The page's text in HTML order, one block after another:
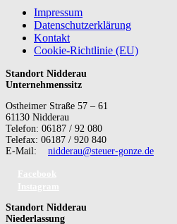
Impressum
Datenschutzerklärung
Kontakt
Cookie-Richtlinie (EU)
Standort Nidderau
Unternehmenssitz
Ostheimer Straße 57 – 61
61130 Nidderau
Telefon: 06187 / 92 080
Telefax: 06187 / 920 840
E-Mail: nidderau@steuer-gonze.de
Standort Nidderau
Niederlassung